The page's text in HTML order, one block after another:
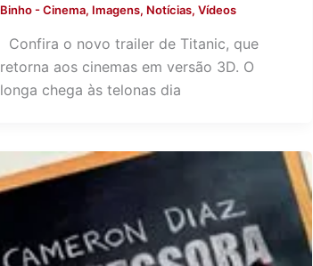
Binho-Cinema, Imagens, Notícias,Vídeos
Confira o novo trailer de Titanic, que
retorna aos cinemas em versão 3D. O
longa chega às telonas dia